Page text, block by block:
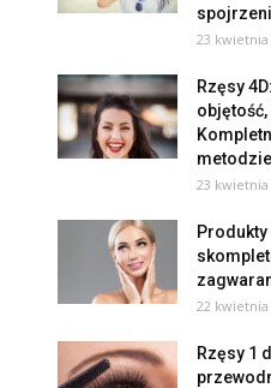
23 kwietnia
Rzęsy
23 kwietnia
22 kwietnia
Rzęsy 1